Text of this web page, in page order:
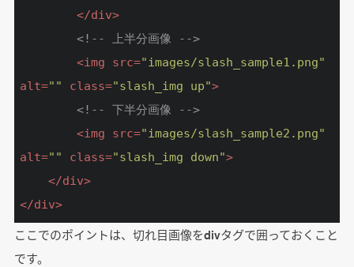
</div>
<!-- 上半分画像 -->
<img src="images/slash_sample1.png"
alt="" class="slash_img up">
<!-- 下半分画像 -->
<img src="images/slash_sample2.png"
alt="" class="slash_img down">
</div>
</div>
ここでのポイントは、切れ目画像をdivタグで囲っておくこと
です。